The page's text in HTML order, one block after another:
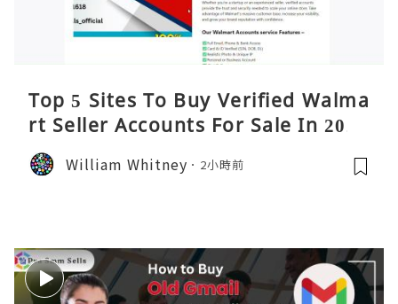
Top 5 Sites To Buy Verified Walma
rt Seller Accounts For Sale In 2026
William Whitney 2小時前